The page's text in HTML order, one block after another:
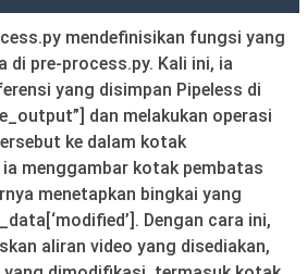
mendefinisikan fungsi yang
di pre-process.py. Kali ini, ia
yang disimpan Pipeless di
dan melakukan operasi
ke dalam kotak
menggambar kotak pembatas
menetapkan bingkai yang
Dengan cara ini,
aliran video yang disediakan,